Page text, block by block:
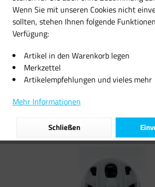
Radhelm Fahrradhelm Helm
für Kinder Schutzhelm...
25,20 € *
Jilong
Filtern
Wenn Sie mit unseren Cookies nicht
sollten, stehen Ihnen folgende
Verfügung:
Artikel in den Warenkorb legen
Merkzettel
Artikelempfehlungen und vieles mehr
Mehr Informationen
Schließen